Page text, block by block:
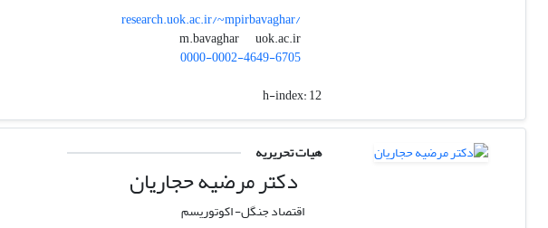
research.uok.ac.ir/~mpirbavaghar/
m.bavaghar
uok.ac.ir
0000-0002-4649-6705
h-index:12
هیات تحریریه
دکتر مرضیه حجاریان
اقتصاد جنگل- اکوتوریسم